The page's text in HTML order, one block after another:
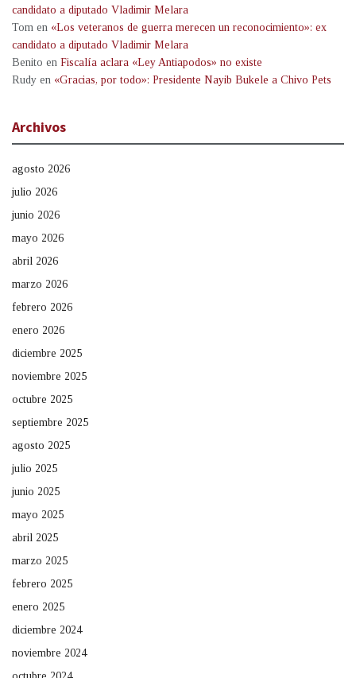
candidato a diputado Vladimir Melara
Tom en «Los veteranos de guerra merecen un reconocimiento»: ex
candidato a diputado Vladimir Melara
Benito en Fiscalía aclara «Ley Antiapodos» no existe
Rudy en «Gracias, por todo»: Presidente Nayib Bukele a Chivo Pets
Archivos
agosto 2026
julio 2026
junio 2026
mayo 2026
abril 2026
marzo 2026
febrero 2026
enero 2026
diciembre 2025
noviembre 2025
octubre 2025
septiembre 2025
agosto 2025
julio 2025
junio 2025
mayo 2025
abril 2025
marzo 2025
febrero 2025
enero 2025
diciembre 2024
noviembre 2024